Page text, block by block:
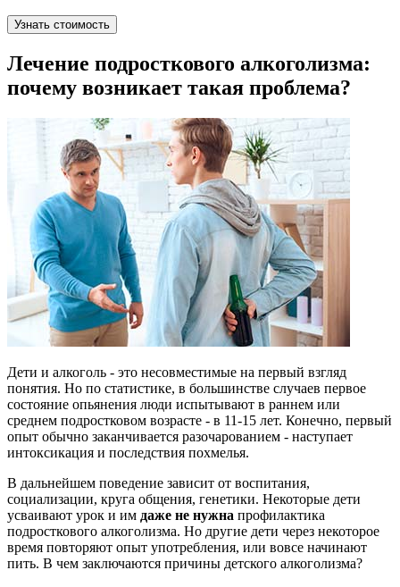
Узнать стоимость
Лечение подросткового алкоголизма:
почему возникает такая проблема?
Дети и алкоголь - это несовместимые на первый взгляд
понятия. Но по статистике, в большинстве случаев первое
состояние опьянения люди испытывают в раннем или
среднем подростковом возрасте - в 11-15 лет. Конечно, первый
опыт обычно заканчивается разочарованием - наступает
интоксикация и последствия похмелья.
В дальнейшем поведение зависит от воспитания,
социализации, круга общения, генетики. Некоторые дети
усваивают урок и им даже не нужна профилактика
подросткового алкоголизма. Но другие дети через некоторое
время повторяют опыт употребления, или вовсе начинают
пить. В чем заключаются причины детского алкоголизма?